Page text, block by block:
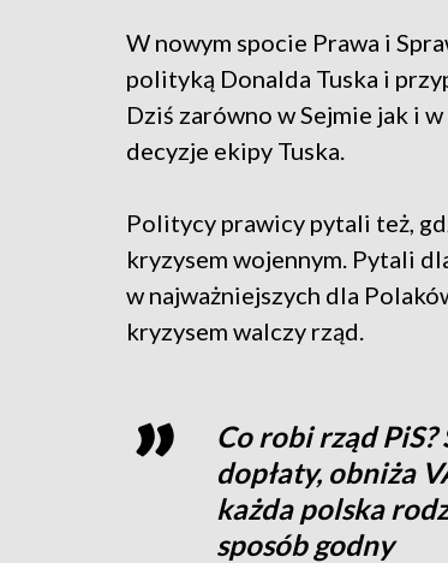
W nowym spocie Prawa i
polityką Donalda Tuska i
Dziś zarówno w Sejmie jak i
decyzje ekipy Tuska.
Politycy prawicy pytali też,
kryzysem wojennym. Pytali
w najważniejszych dla
kryzysem walczy rząd.
Co robi rząd
dopłaty, obniża
każda polska
sposób godny